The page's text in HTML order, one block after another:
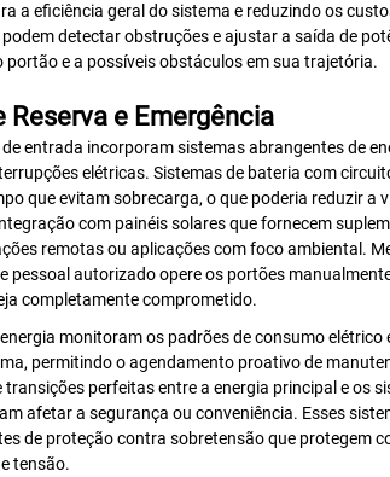
a eficiência geral do sistema e reduzindo os
detectar obstruções e ajustar a saída de
e a possíveis obstáculos em sua trajetória.
Reserva e Emergência
entrada incorporam sistemas abrangentes de
elétricas. Sistemas de bateria com
que evitam sobrecarga, o que poderia reduzir a
com painéis solares que fornecem
remotas ou aplicações com foco ambiental.
pessoal autorizado opere os portões
completamente comprometido.
monitoram os padrões de consumo
permitindo o agendamento proativo de
perfeitas entre a energia principal e os
afetar a segurança ou conveniência. Esses
de proteção contra sobretensão que protegem
tensão.